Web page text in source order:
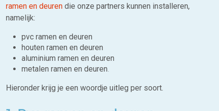
ramen en deuren die onze partners kunnen installeren,
namelijk:
pvc ramen en deuren
houten ramen en deuren
aluminium ramen en deuren
metalen ramen en deuren.
Hieronder krijg je een woordje uitleg per soort.